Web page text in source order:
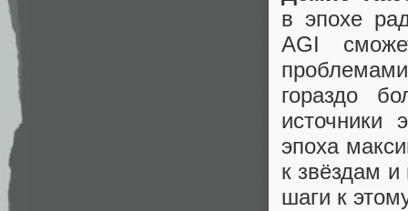
в эпохе
AGI
гораздо
источники
эпоха
к звёздам
шаги к